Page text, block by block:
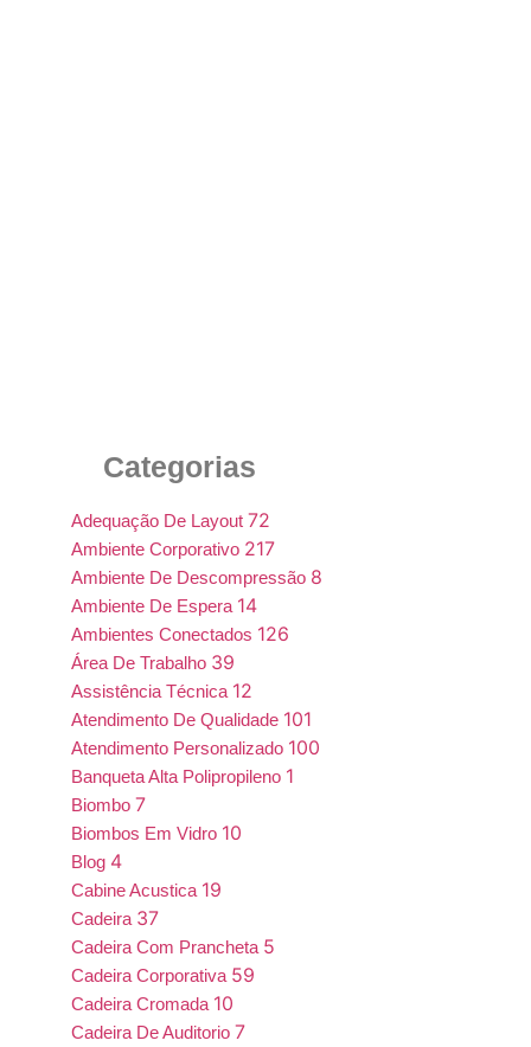
Categorias
Adequação De Layout 72
Ambiente Corporativo 217
Ambiente De Descompressão 8
Ambiente De Espera 14
Ambientes Conectados 126
Área De Trabalho 39
Assistência Técnica 12
Atendimento De Qualidade 101
Atendimento Personalizado 100
Banqueta Alta Polipropileno 1
Biombo 7
Biombos Em Vidro 10
Blog 4
Cabine Acustica 19
Cadeira 37
Cadeira Com Prancheta 5
Cadeira Corporativa 59
Cadeira Cromada 10
Cadeira De Auditorio 7